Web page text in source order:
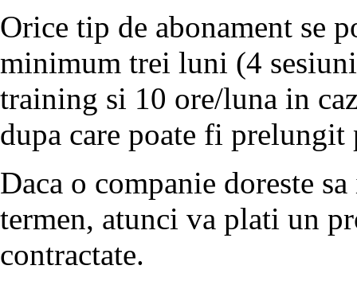
Orice tip de abonament se
minimum trei luni (4
training si 10 ore/luna in
dupa care poate fi prelungit
Daca o companie doreste
termen, atunci va plati un
contractate.